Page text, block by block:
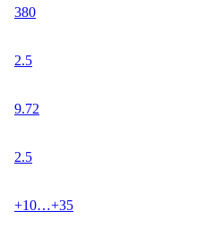
380
2.5
9.72
2.5
+10…+35